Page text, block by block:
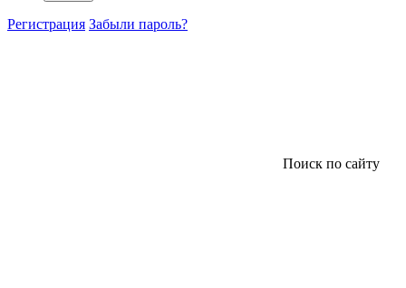
Регистрация Забыли пароль?
Поиск по сайту